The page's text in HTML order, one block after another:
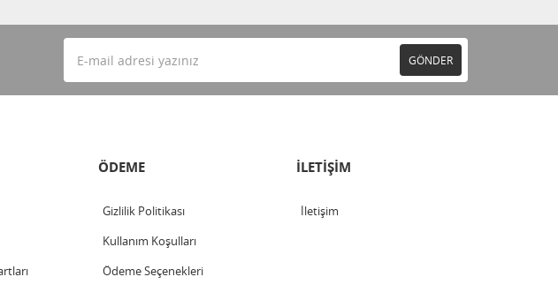
GÖNDER
ÖDEME
Gizlilik Politikası
Kullanım Koşulları
Ödeme Seçenekleri
İLETİŞİM
İletişim